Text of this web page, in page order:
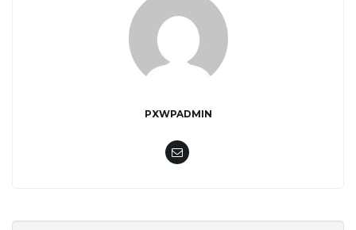
PXWPADMIN